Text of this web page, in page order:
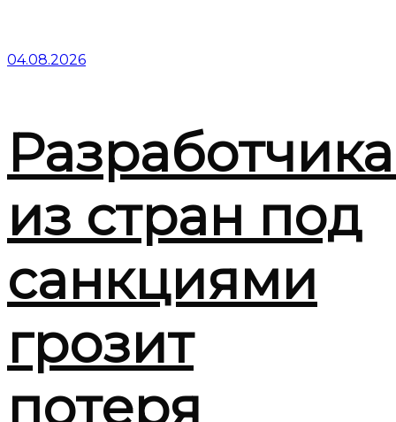
04.08.2026
из стран под
санкциями
грозит
потеря